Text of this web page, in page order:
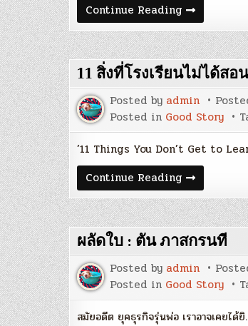
Continue Reading สาเหตุ
สำคัญ
แห่ง
ความ
ล้ม
เหลว
30
ประการ
จาก
หนังสือ
“Think
Grow
Rich”
Jimmy
Walker
11 สิ่งที่โรงเรียนไม่ได้ส
Posted by admin
Posted in Good Story
’11 Things You Don’t Get to
Continue Reading 11
สิ่ง
ที่
โรงเรียน
ไม่
ได้
สอน
คุณ
:
บิล
เกตส์
ผลัดใบ : ตัน ภาสกรนที
Posted by admin
Posted in Good Story
สมัยอดีต ยุคธุรกิจรุ่นพ่อ เราอาจเคยได้